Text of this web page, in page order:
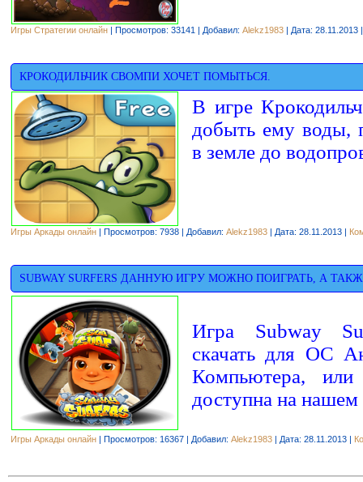
Игры Стратегии онлайн | Просмотров: 33141 | Добавил: Alekz1983 | Дата: 28.11.2013
КРОКОДИЛЬЧИК СВОМПИ ХОЧЕТ ПОМЫТЬСЯ.
В игре
добыть ему воды,
в земле до
Игры Аркады онлайн | Просмотров: 7938 | Добавил: Alekz1983 | Дата: 28.11.2013 |
SUBWAY SURFERS ДАННУЮ ИГРУ МОЖНО ПОИГРАТЬ, А
Игра Subway
скачать для ОС
Компьютера, или
доступна на нашем
Игры Аркады онлайн | Просмотров: 16367 | Добавил: Alekz1983 | Дата: 28.11.2013 |